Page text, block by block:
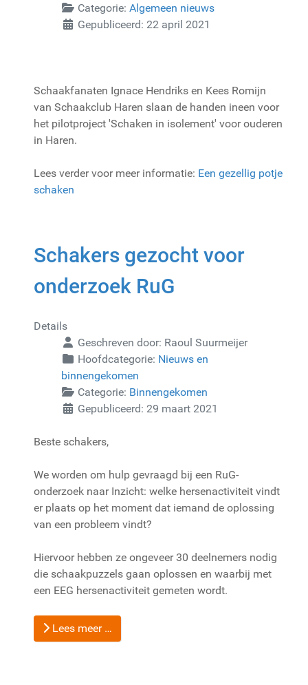
Categorie: Algemeen nieuws
Gepubliceerd: 22 april 2021
Schaakfanaten Ignace Hendriks en Kees Romijn
van Schaakclub Haren slaan de handen ineen voor
het pilotproject 'Schaken in isolement' voor ouderen
in Haren.
Lees verder voor meer informatie: Een gezellig potje
schaken
Schakers gezocht voor
onderzoek RuG
Details
Geschreven door: Raoul Suurmeijer
Hoofdcategorie: Nieuws en
binnengekomen
Categorie: Binnengekomen
Gepubliceerd: 29 maart 2021
Beste schakers,
We worden om hulp gevraagd bij een RuG-
onderzoek naar Inzicht: welke hersenactiviteit vindt
er plaats op het moment dat iemand de oplossing
van een probleem vindt?
Hiervoor hebben ze ongeveer 30 deelnemers nodig
die schaakpuzzels gaan oplossen en waarbij met
een EEG hersenactiviteit gemeten wordt.
Lees meer …